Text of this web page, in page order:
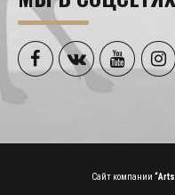
Сайт компании